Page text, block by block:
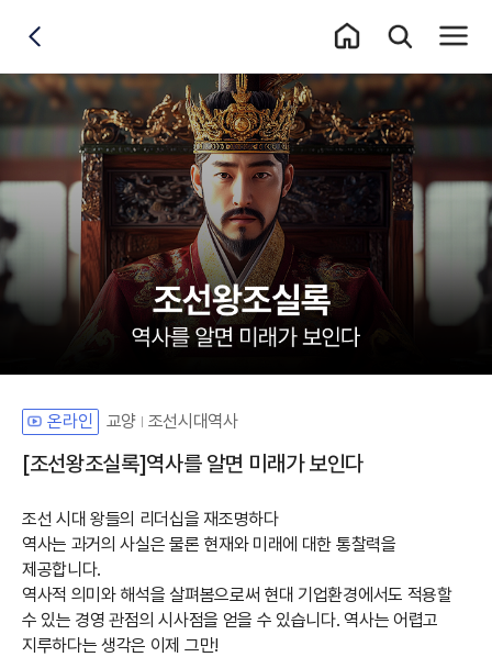
통합검색 레이
전체
뒤로가기
온라인 교양 조선시대역사
[조선왕조실록]역사를 알면 미래가 보인다
조선 시대 왕들의 리더십을 재조명하다
역사는 과거의 사실은 물론 현재와 미래에 대한 통찰력을
제공합니다.
역사적 의미와 해석을 살펴봄으로써 현대 기업환경에서도 적용할
수 있는 경영 관점의 시사점을 얻을 수 있습니다. 역사는 어렵고
지루하다는 생각은 이제 그만!